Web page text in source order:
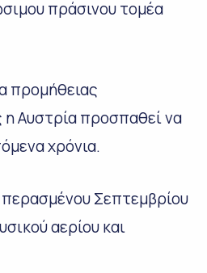
πράσινου τομέα
προμήθειας
η Αυστρία προσπαθεί να
χρόνια.
Σεπτεμβρίου
αερίου και